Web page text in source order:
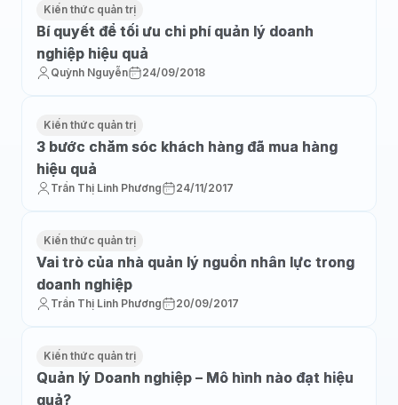
Kiến thức quản trị
Bí quyết để tối ưu chi phí quản lý doanh
nghiệp hiệu quả
Quỳnh Nguyễn 24/09/2018
Kiến thức quản trị
3 bước chăm sóc khách hàng đã mua hàng
hiệu quả
Trần Thị Linh Phương 24/11/2017
Kiến thức quản trị
Vai trò của nhà quản lý nguồn nhân lực trong
doanh nghiệp
Trần Thị Linh Phương 20/09/2017
Kiến thức quản trị
Quản lý Doanh nghiệp – Mô hình nào đạt hiệu
quả?